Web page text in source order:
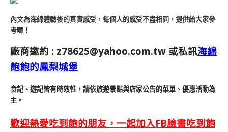
內文為海綿體驗後的真實感受，每個人的感受不盡相同，提供給大家參
考囉！
廠商邀約 : z78625@yahoo.com.tw 或私訊海綿
飽飽的鳳梨城堡
食記、遊記皆有時效性，請依旅遊景點與店家公告的菜單、優惠活動為
主。
歡迎熱愛吃到飽的朋友，一起加入FB臉書吃到飽